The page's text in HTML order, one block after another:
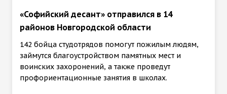
«Софийский десант» отправился в 14
районов Новгородской области
142 бойца студотрядов помогут пожилым людям,
займутся благоустройством памятных мест и
воинских захоронений, а также проведут
профориентационные занятия в школах.